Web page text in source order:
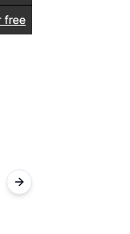
Next slide